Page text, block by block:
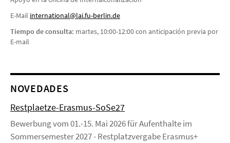
E-Mail international@lai.fu-berlin.de
Tiempo de consulta: martes, 10:00-12:00 con anticipación previa por
E-mail
NOVEDADES
Restplaetze-Erasmus-SoSe27
Bewerbung vom 01.-15. Mai 2026 für Aufenthalte im
Sommersemester 2027 - Restplatzvergabe Erasmus+